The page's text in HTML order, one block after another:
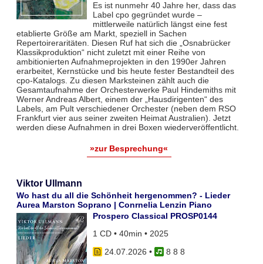
Es ist nunmehr 40 Jahre her, dass das
Label cpo gegründet wurde –
mittlerweile natürlich längst eine fest
etablierte Größe am Markt, speziell in Sachen
Repertoireraritäten. Diesen Ruf hat sich die „Osnabrücker
Klassikproduktion“ nicht zuletzt mit einer Reihe von
ambitionierten Aufnahmeprojekten in den 1990er Jahren
erarbeitet, Kernstücke und bis heute fester Bestandteil des
cpo-Katalogs. Zu diesen Marksteinen zählt auch die
Gesamtaufnahme der Orchesterwerke Paul Hindemiths mit
Werner Andreas Albert, einem der „Hausdirigenten“ des
Labels, am Pult verschiedener Orchester (neben dem RSO
Frankfurt vier aus seiner zweiten Heimat Australien). Jetzt
werden diese Aufnahmen in drei Boxen wiederveröffentlicht.
»zur Besprechung«
Viktor Ullmann
Wo hast du all die Schönheit hergenommen? - Lieder
Aurea Marston Soprano | Conrnelia Lenzin Piano
Prospero Classical PROSP0144
1 CD • 40min • 2025
24.07.2026 •
8 8 8